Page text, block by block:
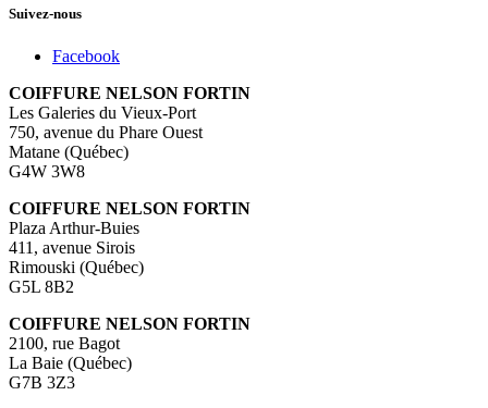
Suivez-nous
Facebook
COIFFURE NELSON FORTIN
Les Galeries du Vieux-Port
750, avenue du Phare Ouest
Matane (Québec)
G4W 3W8
COIFFURE NELSON FORTIN
Plaza Arthur-Buies
411, avenue Sirois
Rimouski (Québec)
G5L 8B2
COIFFURE NELSON FORTIN
2100, rue Bagot
La Baie (Québec)
G7B 3Z3